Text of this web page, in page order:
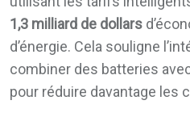
1,3 milliard de dollars
d’énergie. Cela souligne
combiner des batteries
pour réduire davantage les